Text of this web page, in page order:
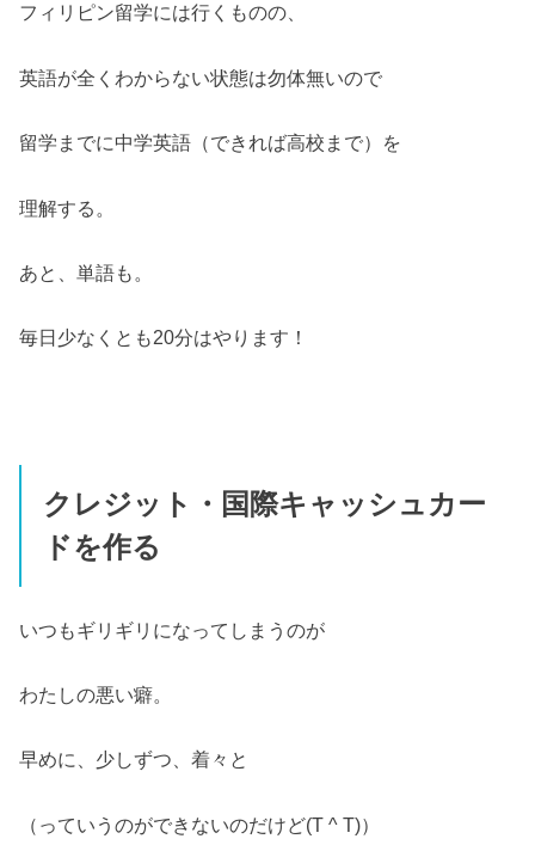
フィリピン留学には行くものの、
英語が全くわからない状態は勿体無いので
留学までに中学英語（できれば高校まで）を
理解する。
あと、単語も。
毎日少なくとも20分はやります！
クレジット・国際キャッシュカー
ドを作る
いつもギリギリになってしまうのが
わたしの悪い癖。
早めに、少しずつ、着々と
（っていうのができないのだけど(T ^ T)）